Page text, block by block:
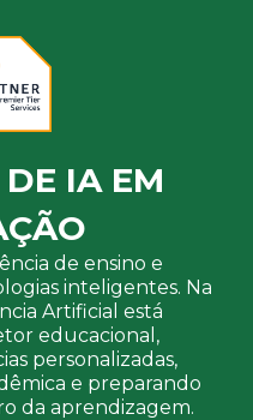
IA EM
de ensino e
inteligentes. Na
Artificial está
educacional,
personalizadas,
e preparando
da aprendizagem.